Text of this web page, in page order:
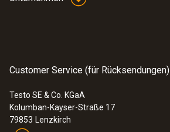
Customer Service (für Rücksendungen)
Testo SE & Co. KGaA
Kolumban-Kayser-Straße 17
79853 Lenzkirch